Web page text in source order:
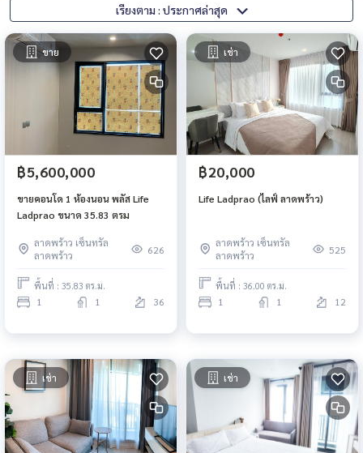
เรียงตาม : ประกาศล่าสุด
ขาย
฿5,600,000
ขายคอนโด 1 ห้องนอน พลัส Life
Ladprao ขนาด 35.83 ตรม
ลาดพร้าว เซ็นทรัล
ลาดพร้าว
626
พื้นที่ : 35.83 ตร.ม.
1 1 36
เช่า
฿20,000
Life Ladprao (ไลฟ์ ลาดพร้าว)
ลาดพร้าว เซ็นทรัล
ลาดพร้าว
525
พื้นที่ : 36.00 ตร.ม.
1 1 12
เช่า เช่า